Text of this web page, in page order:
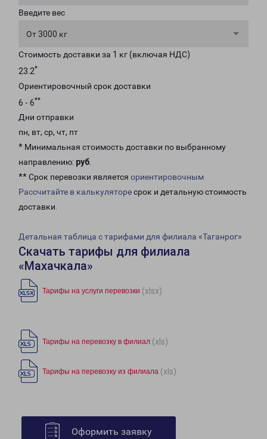
Введите вес
От 3000 кг
Стоимость доставки за 1 кг (включая НДС)
23.2*
Ориентировочный срок доставки
6 - 6**
Дни отправки
пн, вт, ср, чт, пт
* Минимальная стоимость доставки по выбранному
направлению: руб.
** Срок перевозки является ориентировочным
Рассчитайте в калькуляторесрок и детальную стоимость
доставки.
Детальная таблица с тарифами для филиала «Таганрог»
Скачать тарифы для филиала
«Махачкала»
Тарифы на услуги перевозки (xlsx)
Тарифы на перевозку в филиал (xls)
Тарифы на перевозку из филиала (xls)
Оформить заявку